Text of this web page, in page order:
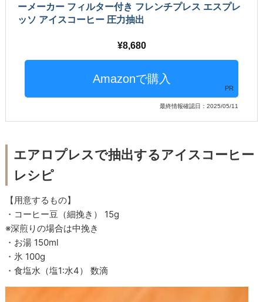
ーメーカー フィルター付き フレンチプレス エスプレ
ッソ アイスコーヒー 圧力抽出
8,680
PR
最終情報確認日：2025/05/11
エアロプレスで抽出するアイスコーヒー
レシピ
【用意するもの】
・コーヒー豆（細挽き） 15g
※深煎りの場合は中挽き
・お湯 150ml
・氷 100g
・食塩水（塩1:水4） 数滴